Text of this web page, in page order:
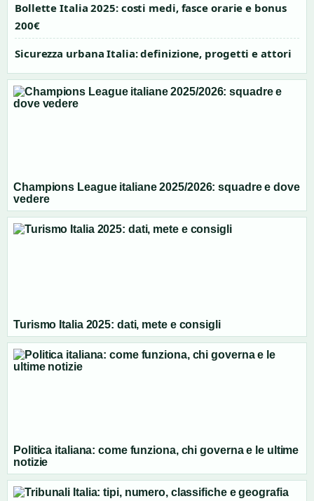
Bollette Italia 2025: costi medi, fasce orarie e bonus
200€
Sicurezza urbana Italia: definizione, progetti e attori
Champions League italiane 2025/2026: squadre e dove
vedere
Turismo Italia 2025: dati, mete e consigli
Politica italiana: come funziona, chi governa e le ultime
notizie